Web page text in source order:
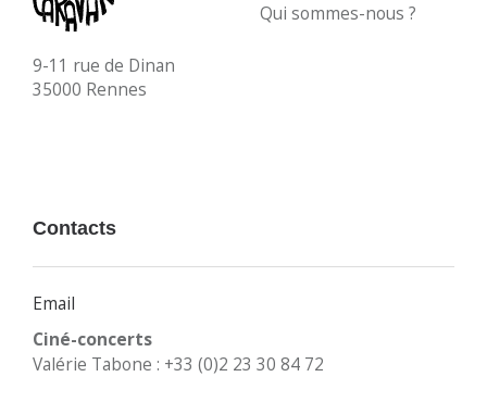
9-11 rue de Dinan
35000 Rennes
Qui sommes-nous ?
Contacts
Email
Ciné-concerts
Valérie Tabone : +33 (0)2 23 30 84 72